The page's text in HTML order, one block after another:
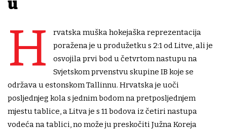
u
H
rvatska muška hokejaška reprezentacija
poražena je u produžetku s 2:1 od Litve, ali je
osvojila prvi bod u četvrtom nastupu na
Svjetskom prvenstvu skupine IB koje se
održava u estonskom Tallinnu. Hrvatska je uoči
posljednjeg kola s jednim bodom na pretposljednjem
mjestu tablice, a Litva je s 11 bodova iz četiri nastupa
vodeća na tablici, no može ju preskočiti Južna Koreja